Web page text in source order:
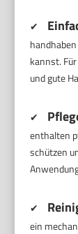
✔
kannst.
und gute
✔
enthalten
schützen
✔
ein